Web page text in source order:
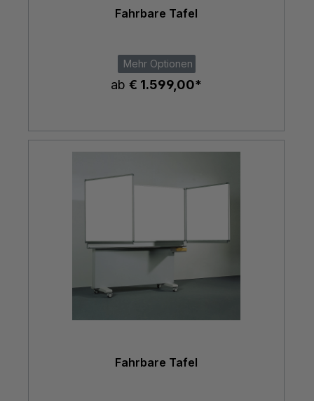
Fahrbare Tafel
Mehr Optionen
ab € 1.599,00*
Fahrbare Tafel